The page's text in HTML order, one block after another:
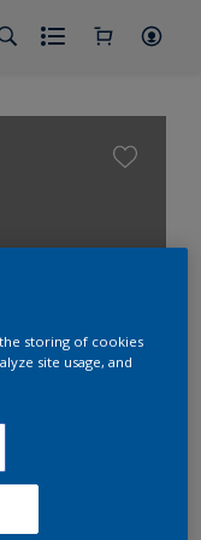
storing of cookies
site usage, and